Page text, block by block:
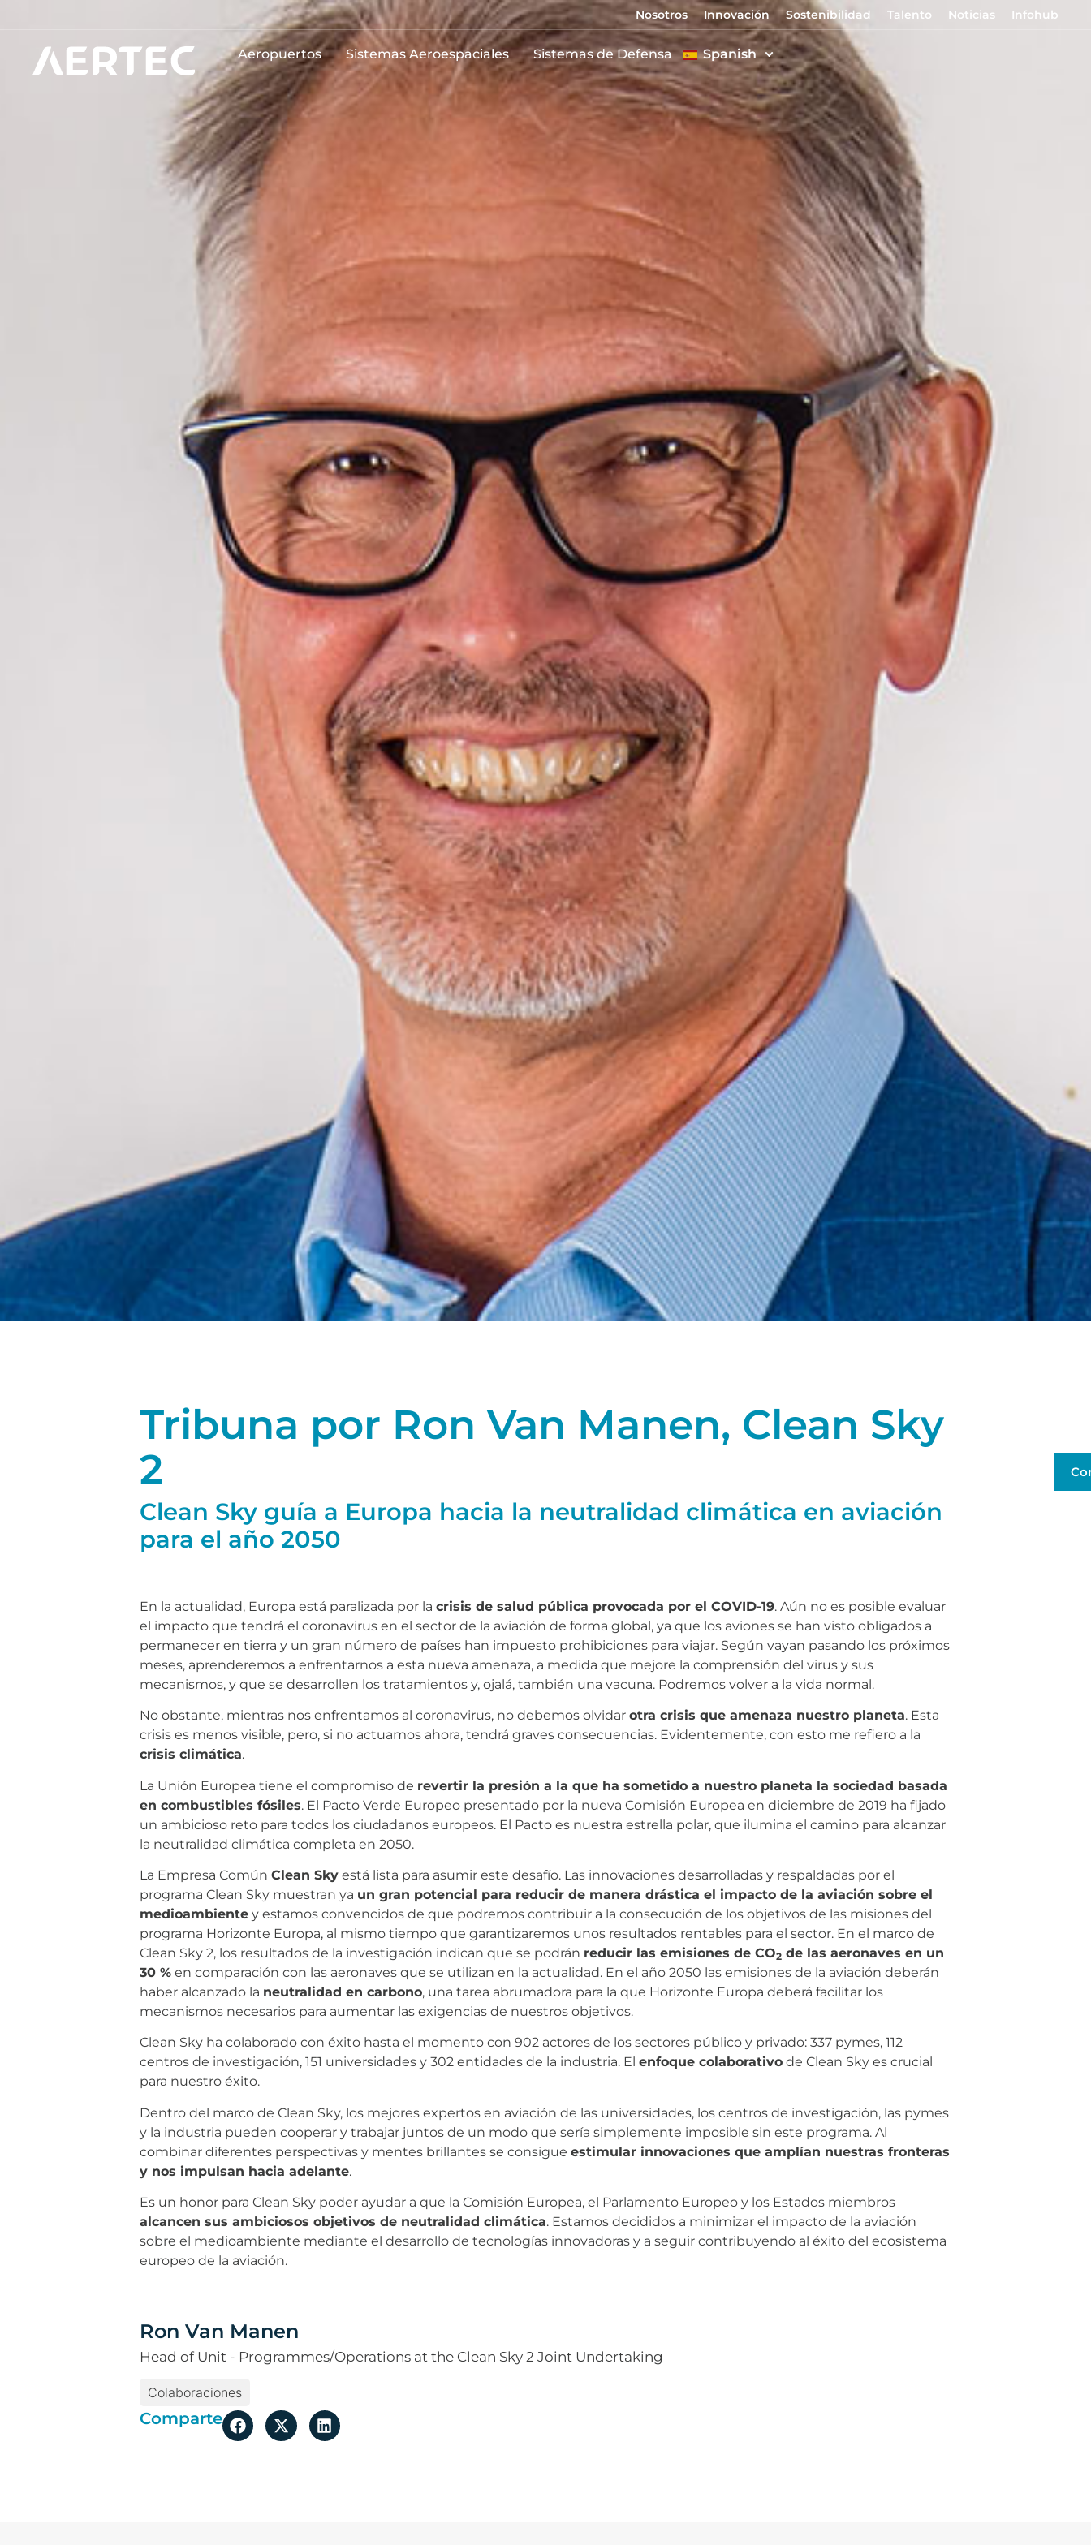
Nosotros Innovación Sostenibilidad Talento Noticias Infohub
Aeropuertos Sistemas Aeroespaciales Sistemas de Defensa Spanish
Tribuna por Ron Van Manen, Clean Sky
2
Clean Sky guía a Europa hacia la neutralidad climática en aviación
para el año 2050
En la actualidad, Europa está paralizada por la crisis de salud pública provocada por el COVID-19. Aún no es posible evaluar
el impacto que tendrá el coronavirus en el sector de la aviación de forma global, ya que los aviones se han visto obligados a
permanecer en tierra y un gran número de países han impuesto prohibiciones para viajar. Según vayan pasando los próximos
meses, aprenderemos a enfrentarnos a esta nueva amenaza, a medida que mejore la comprensión del virus y sus
mecanismos, y que se desarrollen los tratamientos y, ojalá, también una vacuna. Podremos volver a la vida normal.
No obstante, mientras nos enfrentamos al coronavirus, no debemos olvidar otra crisis que amenaza nuestro planeta. Esta
crisis es menos visible, pero, si no actuamos ahora, tendrá graves consecuencias. Evidentemente, con esto me refiero a la
crisis climática.
La Unión Europea tiene el compromiso de revertir la presión a la que ha sometido a nuestro planeta la sociedad basada
en combustibles fósiles. El Pacto Verde Europeo presentado por la nueva Comisión Europea en diciembre de 2019 ha fijado
un ambicioso reto para todos los ciudadanos europeos. El Pacto es nuestra estrella polar, que ilumina el camino para alcanzar
la neutralidad climática completa en 2050.
La Empresa Común Clean Sky está lista para asumir este desafío. Las innovaciones desarrolladas y respaldadas por el
programa Clean Sky muestran ya un gran potencial para reducir de manera drástica el impacto de la aviación sobre el
medioambiente y estamos convencidos de que podremos contribuir a la consecución de los objetivos de las misiones del
programa Horizonte Europa, al mismo tiempo que garantizaremos unos resultados rentables para el sector. En el marco de
Clean Sky 2, los resultados de la investigación indican que se podrán reducir las emisiones de CO2 de las aeronaves en un
30 % en comparación con las aeronaves que se utilizan en la actualidad. En el año 2050 las emisiones de la aviación deberán
haber alcanzado la neutralidad en carbono, una tarea abrumadora para la que Horizonte Europa deberá facilitar los
mecanismos necesarios para aumentar las exigencias de nuestros objetivos.
Clean Sky ha colaborado con éxito hasta el momento con 902 actores de los sectores público y privado: 337 pymes, 112
centros de investigación, 151 universidades y 302 entidades de la industria. El enfoque colaborativo de Clean Sky es crucial
para nuestro éxito.
Dentro del marco de Clean Sky, los mejores expertos en aviación de las universidades, los centros de investigación, las pymes
y la industria pueden cooperar y trabajar juntos de un modo que sería simplemente imposible sin este programa. Al
combinar diferentes perspectivas y mentes brillantes se consigue estimular innovaciones que amplían nuestras fronteras
y nos impulsan hacia adelante.
Es un honor para Clean Sky poder ayudar a que la Comisión Europea, el Parlamento Europeo y los Estados miembros
alcancen sus ambiciosos objetivos de neutralidad climática. Estamos decididos a minimizar el impacto de la aviación
sobre el medioambiente mediante el desarrollo de tecnologías innovadoras y a seguir contribuyendo al éxito del ecosistema
europeo de la aviación.
Ron Van Manen
Head of Unit - Programmes/Operations at the Clean Sky 2 Joint Undertaking
Colaboraciones
Comparte